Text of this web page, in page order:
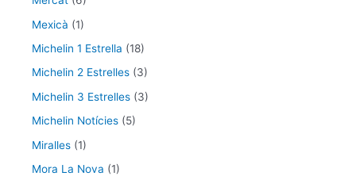
Mexicà (1)
Michelin 1 Estrella (18)
Michelin 2 Estrelles (3)
Michelin 3 Estrelles (3)
Michelin Notícies (5)
Miralles (1)
Mora La Nova (1)